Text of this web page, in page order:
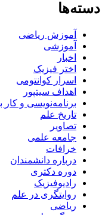
دسته‌ها
آموزش ریاضی
آموزشی
اخبار
اختر فیزیک
اسرار کوانتومی
اهداف سیتپور
برنامه‌نویسی و کار
تاریخ علم
تصاویر
جامعه علمی
خرافات
درباره دانشمندان
دوره دکتری
رادیوفیزیک
روایتگری در علم
ریاضی